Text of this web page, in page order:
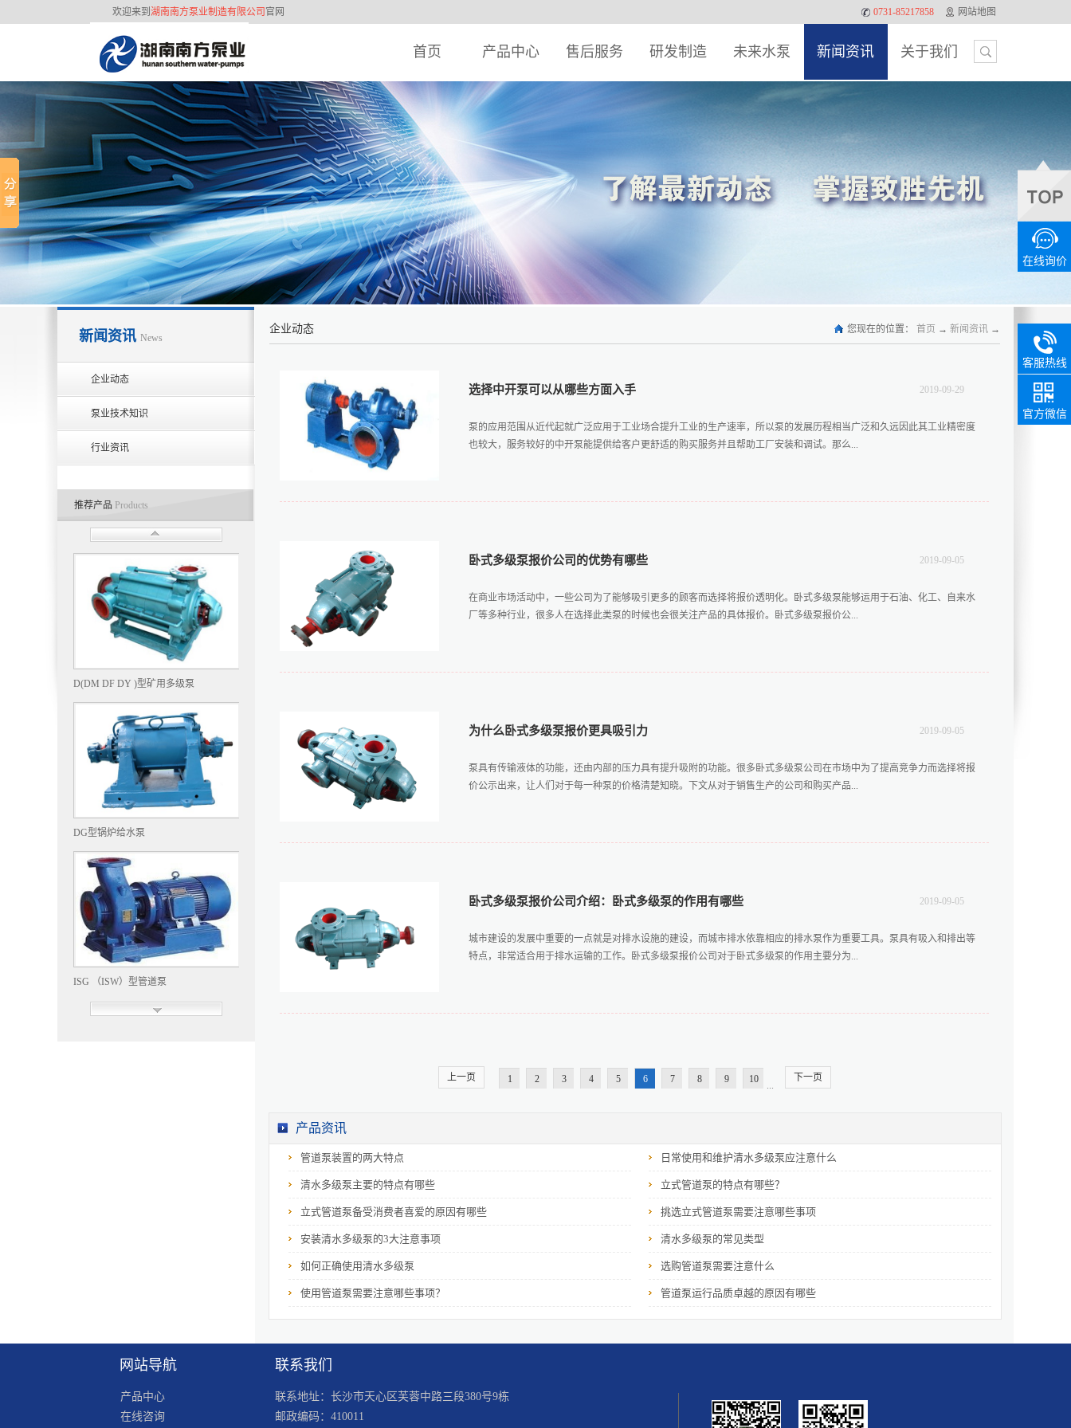
欢迎来到 湖南南方泵业制造有限公司 官网 0731-85217858 网站地图
首页 产品中心 售后服务 研发制造 未来水泵 新闻资讯 关于我们
联系我们 3 2 经典产品
新闻资讯 News
企业动态
泵业技术知识
行业资讯
推荐产品 Products
D(DM DF DY )型矿用多级泵
DG型锅炉给水泵
ISG （ISW）型管道泵
企业动态 您现在的位置： 首页 → 新闻资讯 →
选择中开泵可以从哪些方面入手
泵的应用范围从近代起就广泛应用于工业场合提升工业的生产速率，所以泵的发展历程相当广泛和久远因此其工业精密度
也较大，服务较好的中开泵能提供给客户更舒适的购买服务并且帮助工厂安装和调试。那么...
择时就不需要过多了解泵的类型和数据选择适合生产的类型，只需要增加适配性就能节省许多挑选时间并且降低购买多台
择中开泵的工厂厂商来说应该注意维持机械质量的稳定，并且做好出现错误或者故障时的解决工作这样能较好的控制工作
的时长，并且泵体的压力也需要由质量优的厂商进行调整和数据控制。中开泵哪家可信赖需要考虑该生产公司的口碑以及
2019-09-29
卧式多级泵报价公司的优势有哪些
在商业市场活动中，一些公司为了能够吸引更多的顾客而选择将报价透明化。卧式多级泵能够运用于石油、化工、自来水
厂等多种行业，很多人在选择此类泵的时候也会很关注产品的具体报价。卧式多级泵报价公...
的产品大多出自于技术较好的厂家。卧式多级泵报价公司的产品质量经得起时间的检验，有着众多高校技术人员生产与研
面的一种货币表现，卧式多级泵报价的公司价格透明化正是保证了消费者的权益。卧式多级泵报价不会高于市场价格，同
样也不会低于正常的成本价格。报价的公司在价格上实惠公告，而且在售后服务上面一直以来都做得很好，具有维修和零
2019-09-05
为什么卧式多级泵报价更具吸引力
泵具有传输液体的功能，还由内部的压力具有提升吸附的功能。很多卧式多级泵公司在市场中为了提高竞争力而选择将报
价公示出来，让人们对于每一种泵的价格清楚知晓。下文从对于销售生产的公司和购买产品...
具有很大的不公平性。深受顾客欢迎的卧式多级泵报价就在于报价的方式和金额能够做到知晓可靠。消费者在知晓报价后
适产品业内较好的卧式多级泵报价深受喜爱的原因在于消费者能够认可，产品只有拥有稳定的顾客才能长久不衰。卧式多
级泵报价是一种经营的方式，更是将产品更好地销售出去的方式。人们在不同的报价中，通过仔细的对比与自身的需求相
2019-09-05
卧式多级泵报价公司介绍：卧式多级泵的作用有哪些
城市建设的发展中重要的一点就是对排水设施的建设，而城市排水依靠相应的排水泵作为重要工具。泵具有吸入和排出等
特点，非常适合用于排水运输的工作。卧式多级泵报价公司对于卧式多级泵的作用主要分为...
升的作用。尤其是类似于石油开采等活动，液体埋藏于矿山之下没有向上活动的力。卧式多级泵能产生一种很强的吸附
2019-09-05
上一页 1 2 3 4 5 6 7 8 9 10
...
下一页
产品资讯
管道泵装置的两大特点 日常使用和维护清水多级泵应注意什么
清水多级泵主要的特点有哪些 立式管道泵的特点有哪些？
立式管道泵备受消费者喜爱的原因有哪些 挑选立式管道泵需要注意哪些事项
安装清水多级泵的3大注意事项 清水多级泵的常见类型
如何正确使用清水多级泵 选购管道泵需要注意什么
使用管道泵需要注意哪些事项？ 管道泵运行品质卓越的原因有哪些
网站导航
产品中心
在线咨询
联系我们
联系地址：长沙市天心区芙蓉中路三段380号9栋
邮政编码：410011
在线询价
0731-
85217858
客服热线
销售热线
官方微信